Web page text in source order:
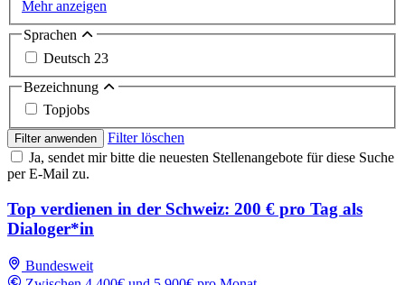
Mehr anzeigen
Sprachen
Deutsch 23
Bezeichnung
Topjobs
Filter anwenden
Filter löschen
Ja, sendet mir bitte die neuesten Stellenangebote für diese Suche
per E-Mail zu.
Top verdienen in der Schweiz: 200 € pro Tag als
Dialoger*in
Bundesweit